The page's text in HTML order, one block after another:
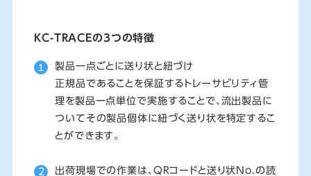
KC-TRACEの3つの特徴
製品一点ごとに送り状と紐づけ
正規品であることを保証するトレーサビリティ管
理を製品一点単位で実施することで、流出製品に
ついてその製品個体に紐づく送り状を特定するこ
とができます。
出荷現場での作業は、QRコードと送り状No.の読